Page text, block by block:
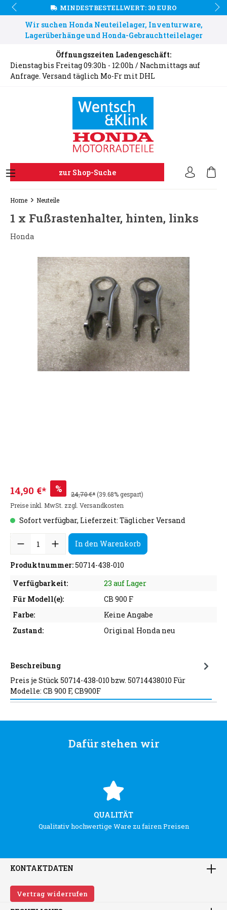
MINDESTBESTELLWERT: 30 EURO
Wir suchen Honda Neuteilelager, Inventurware,
Lagerüberhänge und Honda-Gebrauchtteilelager
Öffnungszeiten Ladengeschäft:
Dienstag bis Freitag 09:30h - 12:00h / Nachmittags auf
Anfrage. Versand täglich Mo-Fr mit DHL
zur Shop-Suche
Home Neuteile
1 x Fußrastenhalter, hinten, links
Honda
14,90 €* % 24,70 €*(39.68% gespart)
Preise inkl. MwSt. zzgl. Versandkosten
Sofort verfügbar, Lieferzeit: Täglicher Versand
In den Warenkorb
Produktnummer:50714-438-010
Verfügbarkeit:
23 auf Lager
Für Modell(e):
CB 900 F
Farbe:
Keine Angabe
Zustand:
Original Honda neu
Beschreibung
Preis je Stück 50714-438-010 bzw. 50714438010 Für
Modelle: CB 900 F, CB900F
Dafür stehen wir
QUALITÄT
Qualitativ hochwertige Ware zu fairen Preisen
KONTAKTDATEN
Vertrag widerrufen